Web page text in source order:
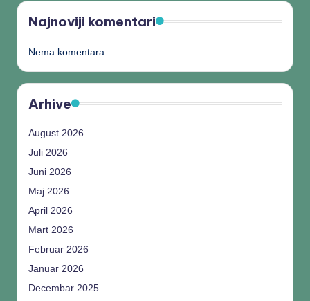
Najnoviji komentari
Nema komentara.
Arhive
August 2026
Juli 2026
Juni 2026
Maj 2026
April 2026
Mart 2026
Februar 2026
Januar 2026
Decembar 2025